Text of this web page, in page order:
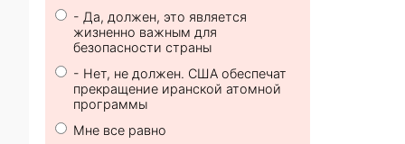
- Да, должен, это является
жизненно важным для
безопасности страны
- Нет, не должен. США обеспечат
прекращение иранской атомной
программы
Мне все равно